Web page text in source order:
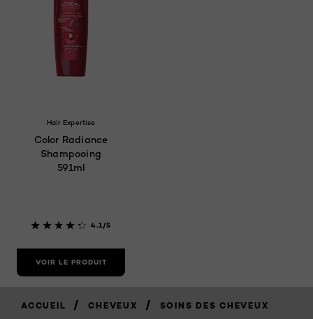
Hair Expertise
Color Radiance
Shampooing
591ml
4.1/5
VOIR LE PRODUIT
ACCUEIL / CHEVEUX / SOINS DES CHEVEUX